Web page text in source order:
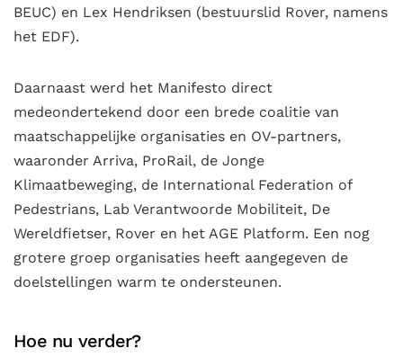
BEUC) en Lex Hendriksen (bestuurslid Rover, namens
het EDF).
Daarnaast werd het Manifesto direct
medeondertekend door een brede coalitie van
maatschappelijke organisaties en OV-partners,
waaronder Arriva, ProRail, de Jonge
Klimaatbeweging, de International Federation of
Pedestrians, Lab Verantwoorde Mobiliteit, De
Wereldfietser, Rover en het AGE Platform. Een nog
grotere groep organisaties heeft aangegeven de
doelstellingen warm te ondersteunen.
Hoe nu verder?